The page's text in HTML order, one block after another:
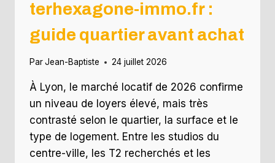
terhexagone-immo.fr :
guide quartier avant achat
ParJean-Baptiste 24 juillet 2026
À Lyon, le marché locatif de 2026 confirme
un niveau de loyers élevé, mais très
contrasté selon le quartier, la surface et le
type de logement. Entre les studios du
centre-ville, les T2 recherchés et les